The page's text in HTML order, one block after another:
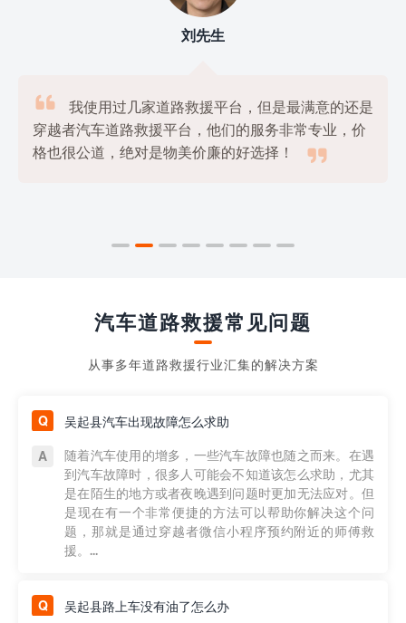
刘先生

我使用过几家道路救援平台，但是最满意的还是
穿越者汽车道路救援平台，他们的服务非常专业，价
格也很公道，绝对是物美价廉的好选择！

汽车道路救援常见问题
从事多年道路救援行业汇集的解决方案
吴起县汽车出现故障怎么求助
随着汽车使用的增多，一些汽车故障也随之而来。在遇
到汽车故障时，很多人可能会不知道该怎么求助，尤其
是在陌生的地方或者夜晚遇到问题时更加无法应对。但
是现在有一个非常便捷的方法可以帮助你解决这个问
题，那就是通过穿越者微信小程序预约附近的师傅救
援。...
吴起县路上车没有油了怎么办